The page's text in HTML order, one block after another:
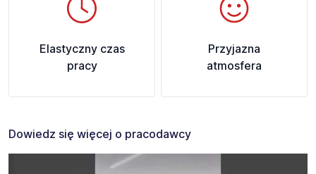
Elastyczny czas
pracy
Przyjazna
atmosfera
Dowiedz się więcej o pracodawcy